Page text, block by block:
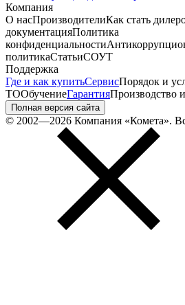
Компания
О насПроизводителиКак стать
документацияПолитика
конфиденциальности
политикаСтатьиСОУТ
Поддержка
Где и как купитьСервисПорядок и
ТООбучениеГарантияПроизводство
Полная версия сайта
© 2002—2026 Компания «Комета».